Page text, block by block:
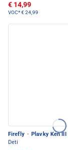
€ 14,99
VOC*€ 24,99
Firefly · Plavky Ken III
Deti